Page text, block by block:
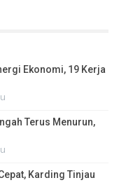
Ekonomi, 19 Kerja
Terus Menurun,
Karding Tinjau